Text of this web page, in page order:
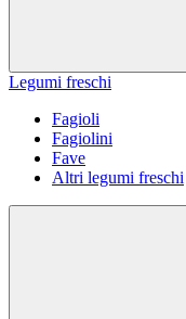
Legumi freschi
Fagioli
Fagiolini
Fave
Altri legumi freschi